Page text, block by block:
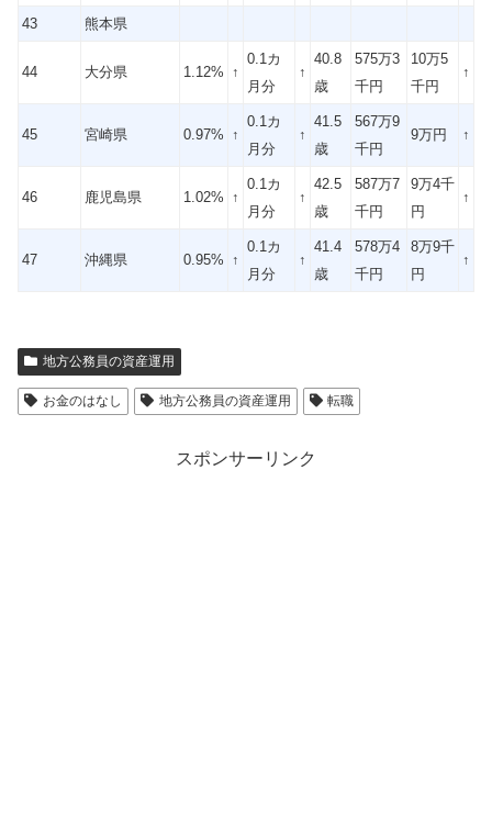
43 熊本県
44 大分県 1.12% ↑
0.1カ
月分
↑
40.8
歳
575万3
千円
10万5
千円
↑
45 宮崎県 0.97% ↑
0.1カ
月分
↑
41.5
歳
567万9
千円
9万円 ↑
46 鹿児島県 1.02% ↑
0.1カ
月分
↑
42.5
歳
587万7
千円
9万4千
円
↑
47 沖縄県 0.95% ↑
0.1カ
月分
↑
41.4
歳
578万4
千円
8万9千
円
↑
地方公務員の資産運用
お金のはなし 地方公務員の資産運用 転職
スポンサーリンク